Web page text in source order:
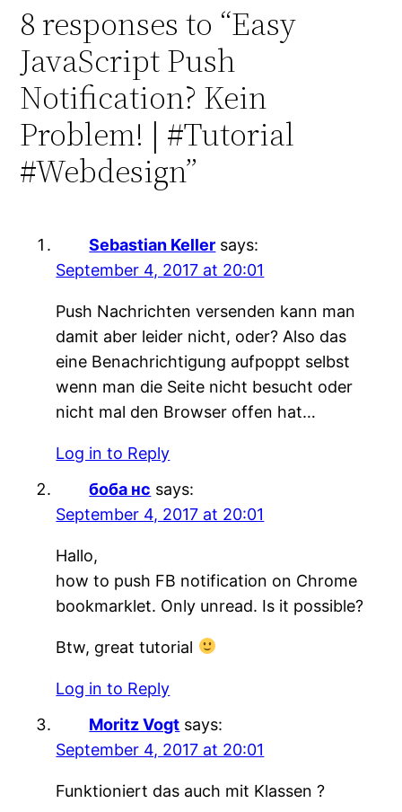
8 responses to “Easy
JavaScript Push
Notification? Kein
Problem! | #Tutorial
#Webdesign”
Sebastian Keller says:
September 4, 2017 at 20:01
Push Nachrichten versenden kann man
damit aber leider nicht, oder? Also das
eine Benachrichtigung aufpoppt selbst
wenn man die Seite nicht besucht oder
nicht mal den Browser offen hat…
Log in to Reply
боба нс says:
September 4, 2017 at 20:01
Hallo,
how to push FB notification on Chrome
bookmarklet. Only unread. Is it possible?
Btw, great tutorial
Log in to Reply
Moritz Vogt says:
September 4, 2017 at 20:01
Funktioniert das auch mit Klassen ?